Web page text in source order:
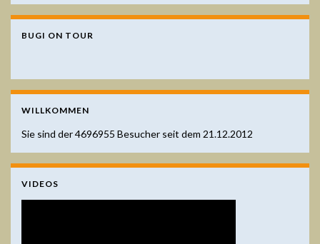
BUGI ON TOUR
WILLKOMMEN
Sie sind der4696955 Besucher seit dem 21.12.2012
VIDEOS